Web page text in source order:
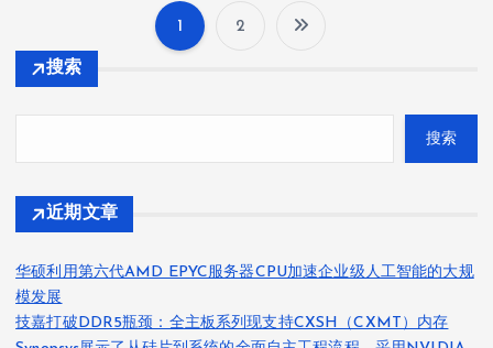
章
分
1 2
搜索
搜索
近期文章
华硕利用第六代AMD EPYC服务器CPU加速企业级人工智能的大规
模发展
技嘉打破DDR5瓶颈：全主板系列现支持CXSH（CXMT）内存